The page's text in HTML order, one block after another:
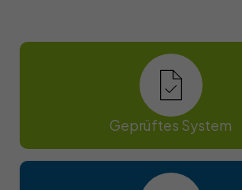
Geprüftes System